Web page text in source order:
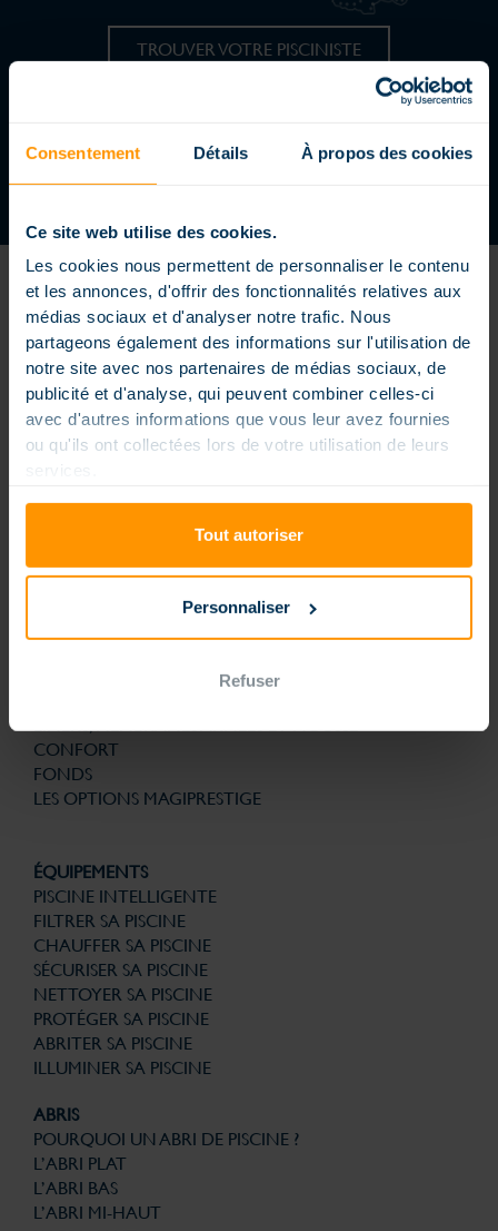
Consentement Détails À propos des cookies
Ce site web utilise des cookies.
Les cookies nous permettent de personnaliser le contenu
et les annonces, d'offrir des fonctionnalités relatives aux
médias sociaux et d'analyser notre trafic. Nous
partageons également des informations sur l'utilisation de
notre site avec nos partenaires de médias sociaux, de
publicité et d'analyse, qui peuvent combiner celles-ci
avec d'autres informations que vous leur avez fournies
ou qu'ils ont collectées lors de votre utilisation de leurs
services.
Tout autoriser
Personnaliser
Refuser
TROUVER VOTRE PISCINISTE
REJOIGNEZ UN RÉSEAU DYNAMIQUE
Piscine enterrée extérieure ou intérieure, piscine petite dimension
ou extra large, formes carrés, rectangles ou arrondies, piscine à
débordement, couloir de nage… nos piscines sont conçues sur
mesure pour répondre à vos envies et vos contraintes, elles sont
d’automatisme et de gestion connectée sont la garantie de bénéficier
souci permanent de son utilisation au quotidien plus simple. Finies les
CONFORT
FONDS
LES OPTIONS MAGIPRESTIGE
ÉQUIPEMENTS
PISCINE INTELLIGENTE
FILTRER SA PISCINE
CHAUFFER SA PISCINE
SÉCURISER SA PISCINE
NETTOYER SA PISCINE
PROTÉGER SA PISCINE
ABRITER SA PISCINE
ILLUMINER SA PISCINE
ABRIS
POURQUOI UN ABRI DE PISCINE ?
L’ABRI PLAT
L’ABRI BAS
L’ABRI MI-HAUT